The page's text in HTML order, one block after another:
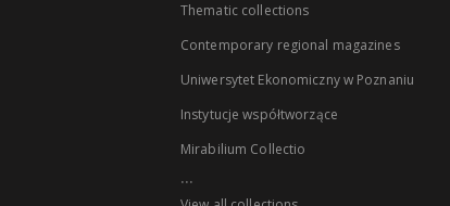
Thematic collections
Contemporary regional magazines
Uniwersytet Ekonomiczny w Poznaniu
Instytucje współtworzące
Mirabilium Collectio
...